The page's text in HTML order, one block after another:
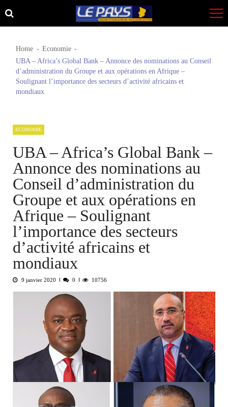
Skip
to
Skip
to
Home
Economie
UBA – Africa’s Global Bank – Annonce des nominations au Conseil
d’administration du Groupe et aux opérations en Afrique –
Soulignant l’importance des secteurs d’activité africains et
mondiaux
ECONOMIE
UBA – Africa’s Global Bank –
Annonce des nominations au
Conseil d’administration du
Groupe et aux opérations en
Afrique – Soulignant
l’importance des secteurs
d’activité africains et
mondiaux
9 janvier 2020 0 10756